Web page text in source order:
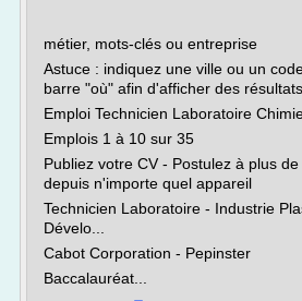
métier, mots-clés ou entreprise
Astuce : indiquez une ville ou un
barre "où" afin d'afficher des
Emploi Technicien Laboratoire
Emplois 1 à 10 sur 35
Publiez votre CV - Postulez à plus
depuis n'importe quel appareil
Technicien Laboratoire - Industrie
Dévelo...
Cabot Corporation - Pepinster
Baccalauréat...